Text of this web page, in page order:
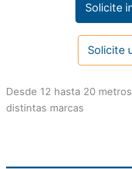
Solicite
Solicite
Desde 12 hasta 20
distintas marcas